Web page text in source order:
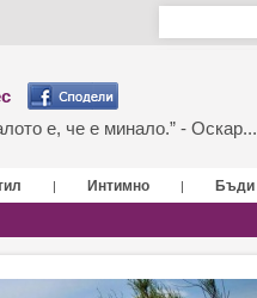
е, че е минало.” - Оскар...
| Интимно | Бъди